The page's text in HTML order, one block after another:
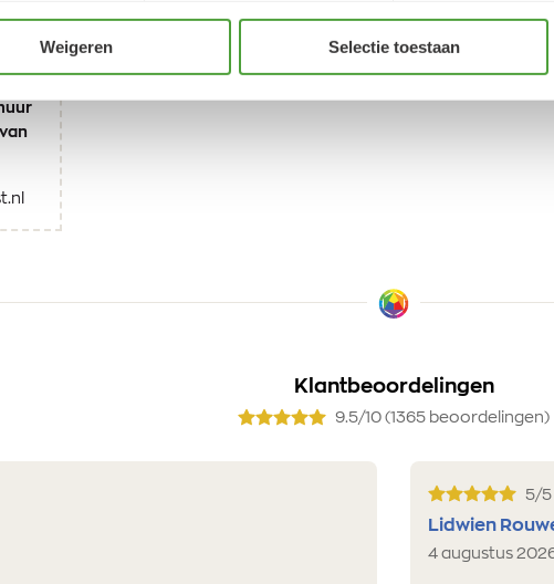
Weigeren Selectie toestaan
Klantbeoordelingen
9.5/10 (1365 beoordelingen)
5/5
Lidwien
4 augustus